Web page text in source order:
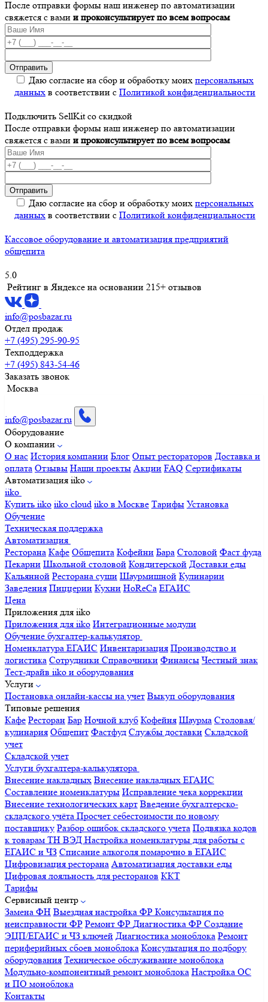
После отправки формы наш инженер по автоматизации
свяжется с вами и проконсультирует по всем вопросам
Даю согласие на сбор и обработку моих персональных
данных в соответствии с Политикой конфиденциальности
Подключить SellKit со скидкой
После отправки формы наш инженер по автоматизации
свяжется с вами и проконсультирует по всем вопросам
Даю согласие на сбор и обработку моих персональных
данных в соответствии с Политикой конфиденциальности
Кассовое оборудование и автоматизация предприятий
общепита
5.0
Рейтинг в Яндексе на основании 215+ отзывов
info@posbazar.ru
Отдел продаж
+7 (495) 295-90-95
Техподдержка
+7 (495) 843-54-46
Заказать звонок
Москва
info@posbazar.ru
Оборудование
О компании
О нас История компании Блог Опыт рестораторов Доставка и
оплата Отзывы Наши проекты Акции FAQ Сертификаты
Автоматизация iiko
iiko
Купить iiko iiko cloud iiko в Москве Тарифы Установка
Обучение
Техническая поддержка
Автоматизация
Ресторана Кафе Общепита Кофейни Бара Столовой Фаст фуда
Пекарни Школьной столовой Кондитерской Доставки еды
Кальянной Ресторана суши Шаурмишной Кулинарии
Заведения Пиццерии Кухни HoReCa ЕГАИС
Цена
Приложения для iiko
Приложения для iiko Интеграционные модули
Обучение бухгалтер-калькулятор
Номенклатура ЕГАИС Инвентаризация Производство и
логистика Сотрудники Справочники Финансы Честный знак
Тест-драйв iiko и оборудования
Услуги
Постановка онлайн-кассы на учет Выкуп оборудования
Типовые решения
Кафе Ресторан Бар Ночной клуб Кофейня Шаурма Столовая/
кулинария Общепит Фастфуд Службы доставки Складской
учет
Складской учет
Услуги бухгалтера-калькулятора
Внесение накладных Внесение накладных ЕГАИС
Составление номенклатуры Исправление чека коррекции
Внесение технологических карт Введение бухгалтерско-
складского учёта Просчет себестоимости по новому
поставщику Разбор ошибок складского учета Подвязка кодов
к товарам ТН ВЭД Настройка номенклатуры для работы с
ЕГАИС и ЧЗ Списание алкоголя помарочно в ЕГАИС
Цифровизация ресторана Автоматизация доставки еды
Цифровая лояльность для ресторанов ККТ
Тарифы
Сервисный центр
Замена ФН Выездная настройка ФР Консультация по
неисправности ФР Ремонт ФР Диагностика ФР Создание
ЭЦП/ЕГАИС и ЧЗ ключей Диагностика моноблока Ремонт
периферийных сбоев моноблока Консультация по подбору
оборудования Техническое обслуживание моноблока
Модульно-компонентный ремонт моноблока Настройка ОС
и ПО моноблока
Контакты